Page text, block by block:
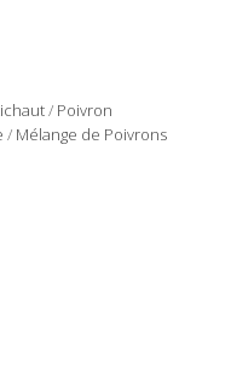
/ Poivron
/ Mélange de Poivrons